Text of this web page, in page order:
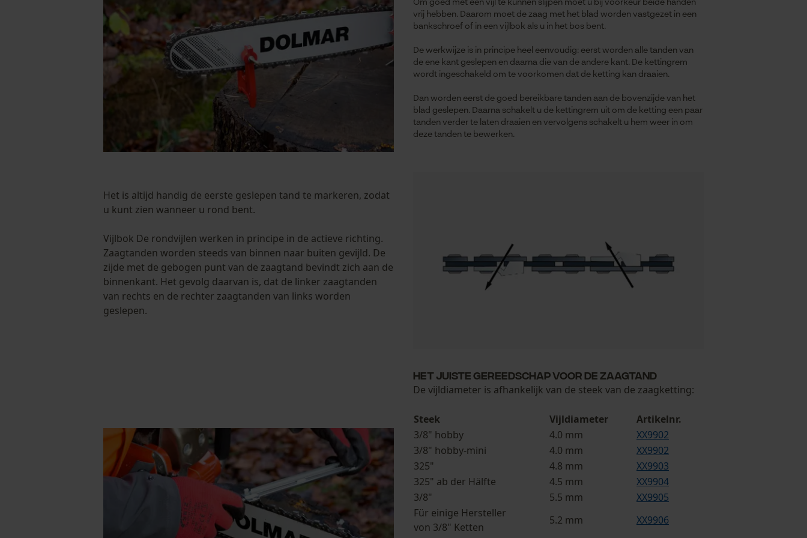
Om goed met een vijl te kunnen slijpen moet u bij voorkeur beide handen
vrij hebben. Daarom moet de zaag met het blad worden vastgezet in een
bankschroef of in een vijlbok als u in het bos bent.
De werkwijze is in principe heel eenvoudig: eerst worden alle tanden van
de ene kant geslepen en daarna die van de andere kant. De kettingrem
wordt ingeschakeld om te voorkomen dat de ketting kan draaien.
Dan worden eerst de goed bereikbare tanden aan de bovenzijde van het
blad geslepen. Daarna schakelt u de kettingrem uit om de ketting een paar
tanden verder te laten draaien en vervolgens schakelt u hem weer in om
deze tanden te bewerken.
Het is altijd handig de eerste geslepen tand te markeren, zodat
u kunt zien wanneer u rond bent.
Vijlbok De rondvijlen werken in principe in de actieve richting.
Zaagtanden worden steeds van binnen naar buiten gevijld. De
zijde met de gebogen punt van de zaagtand bevindt zich aan de
binnenkant. Het gevolg daarvan is, dat de linker zaagtanden
van rechts en de rechter zaagtanden van links worden
geslepen.
Het juiste gereedschap voor de zaagtand
De vijldiameter is afhankelijk van de steek van de zaagketting:
Steek Vijldiameter
Artikelnr.
3/8" hobby
4.0 mm
XX9902
3/8" hobby-mini
4.0 mm
XX9902
325"
4.8 mm
XX9903
325" ab der Hälfte
4.5 mm
XX9904
3/8"
5.5 mm
XX9905
Für einige Hersteller
von 3/8" Ketten
5.2 mm
XX9906
Session ID
De keuze voor gegevensverwerking
Econda Tag Manager
Fact-Finder Tracking
Prestatie en functionele Cookies
Geo-IP en gebruikersdetectie
Marketing Cookies
Google Global Site Tag